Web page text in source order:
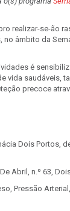
realizar-se-ão
no âmbito da
é
vida saudáveis,
precoce
Dois Portos,
Abril, n.º 63,
Pressão